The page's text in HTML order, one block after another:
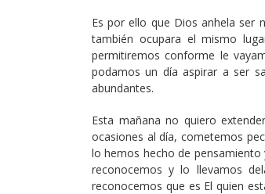
Es por ello que Dios anhela ser
también ocupara el mismo
permitiremos conforme le
podamos un día aspirar a ser
abundantes.
Esta mañana no quiero
ocasiones al día, cometemos
lo hemos hecho de
reconocemos y lo llevamos
reconocemos que es El quien